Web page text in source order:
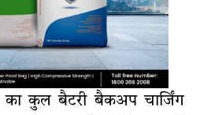
का कुल बैटरी बैकअप चार्जिंग